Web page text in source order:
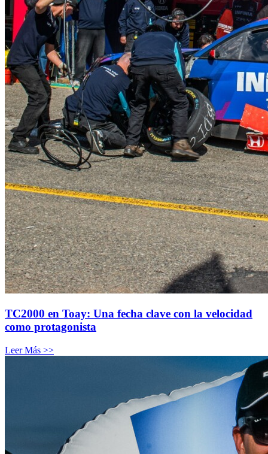
TC2000 en Toay: Una fecha clave con la velocidad
como protagonista
Leer Más >>